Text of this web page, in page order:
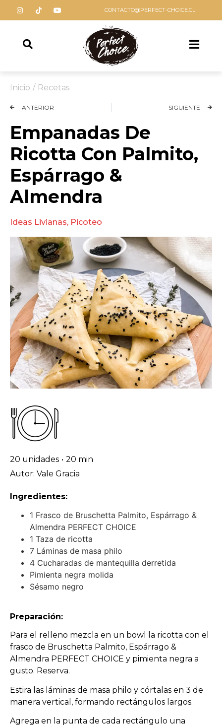
CONTACTO@PERFECT-CHOICE.CL
Inicio / Recetas
ANTERIOR SIGUIENTE
Empanadas De
Ricotta Con Palmito,
Espárrago &
Almendra
Ideas Livianas, Picoteo
20 unidades • 20 min
Autor: Vale Gracia
Ingredientes:
1 Frasco de Bruschetta Palmito, Espárrago &
Almendra PERFECT CHOICE
1 Taza de ricotta
7 Láminas de masa philo
4 Cucharadas de mantequilla derretida
Pimienta negra molida
Sésamo negro
Preparación:
Para el relleno mezcla en un bowl la ricotta con el
frasco de Bruschetta Palmito, Espárrago &
Almendra PERFECT CHOICE y pimienta negra a
gusto. Reserva.
Estira las láminas de masa philo y córtalas en 3 de
manera vertical, formando rectángulos largos.
Agrega en la punta de cada rectángulo una